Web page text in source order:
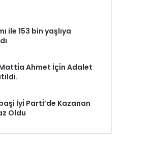
ile 153 bin yaşlıya
Ahmet İçi̇n Adalet
İyi̇ Parti̇’de Kazanan
Oldu